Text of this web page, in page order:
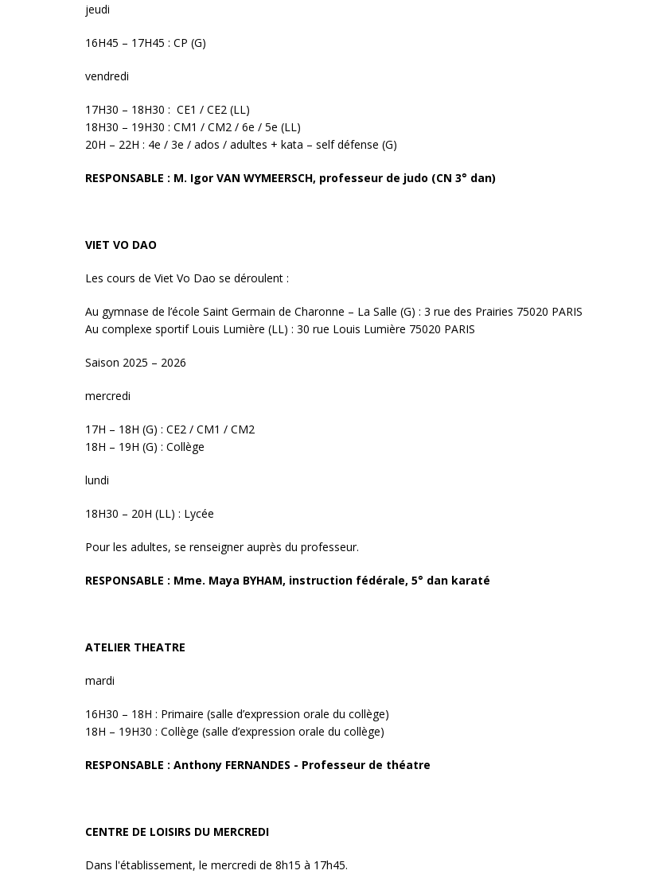
jeudi
16H45 – 17H45 : CP (G)
vendredi
17H30 – 18H30 : CE1 / CE2 (LL)
18H30 – 19H30 : CM1 / CM2 / 6e / 5e (LL)
20H – 22H : 4e / 3e / ados / adultes + kata – self défense (G)
RESPONSABLE : M. Igor VAN WYMEERSCH, professeur de judo (CN 3° dan)
VIET VO DAO
Les cours de Viet Vo Dao se déroulent :
Au gymnase de l’école Saint Germain de Charonne – La Salle (G) : 3 rue des Prairies 75020 PARIS
Au complexe sportif Louis Lumière (LL) : 30 rue Louis Lumière 75020 PARIS
Saison 2025 – 2026
mercredi
17H – 18H (G) : CE2 / CM1 / CM2
18H – 19H (G) : Collège
lundi
18H30 – 20H (LL) : Lycée
Pour les adultes, se renseigner auprès du professeur.
RESPONSABLE : Mme. Maya BYHAM, instruction fédérale, 5° dan karaté
ATELIER THEATRE
mardi
16H30 – 18H : Primaire (salle d’expression orale du collège)
18H – 19H30 : Collège (salle d’expression orale du collège)
RESPONSABLE : Anthony FERNANDES - Professeur de théatre
CENTRE DE LOISIRS DU MERCREDI
Dans l'établissement, le mercredi de 8h15 à 17h45.